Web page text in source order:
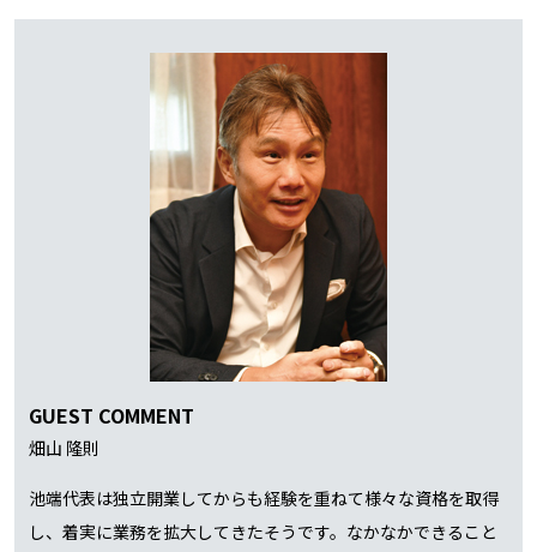
GUEST COMMENT
畑山 隆則
池端代表は独立開業してからも経験を重ねて様々な資格を取得
し、着実に業務を拡大してきたそうです。なかなかできること